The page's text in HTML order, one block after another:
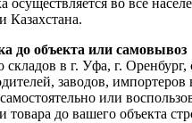
осуществляется во все
Казахстана.
до объекта или самовывоз
складов в г. Уфа, г. Оренбург,
заводов,
или
товара до вашего объекта